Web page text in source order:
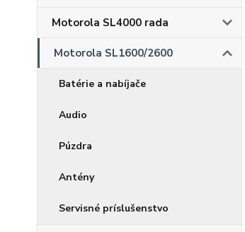
Motorola SL4000 rada
Motorola SL1600/2600
Batérie a nabíjače
Audio
Púzdra
Antény
Servisné príslušenstvo